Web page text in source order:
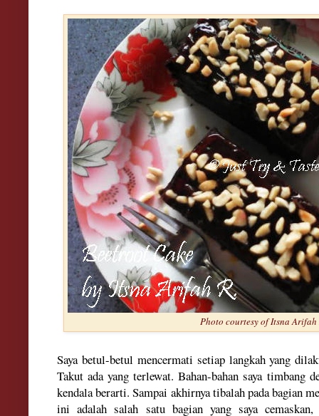
Photo courtesy of Itsna Arifah
Saya betul-betul mencermati setiap langkah yang
Takut ada yang terlewat. Bahan-bahan saya timbang
kendala berarti. Sampai akhirnya tibalah pada bagian
ini adalah salah satu bagian yang saya